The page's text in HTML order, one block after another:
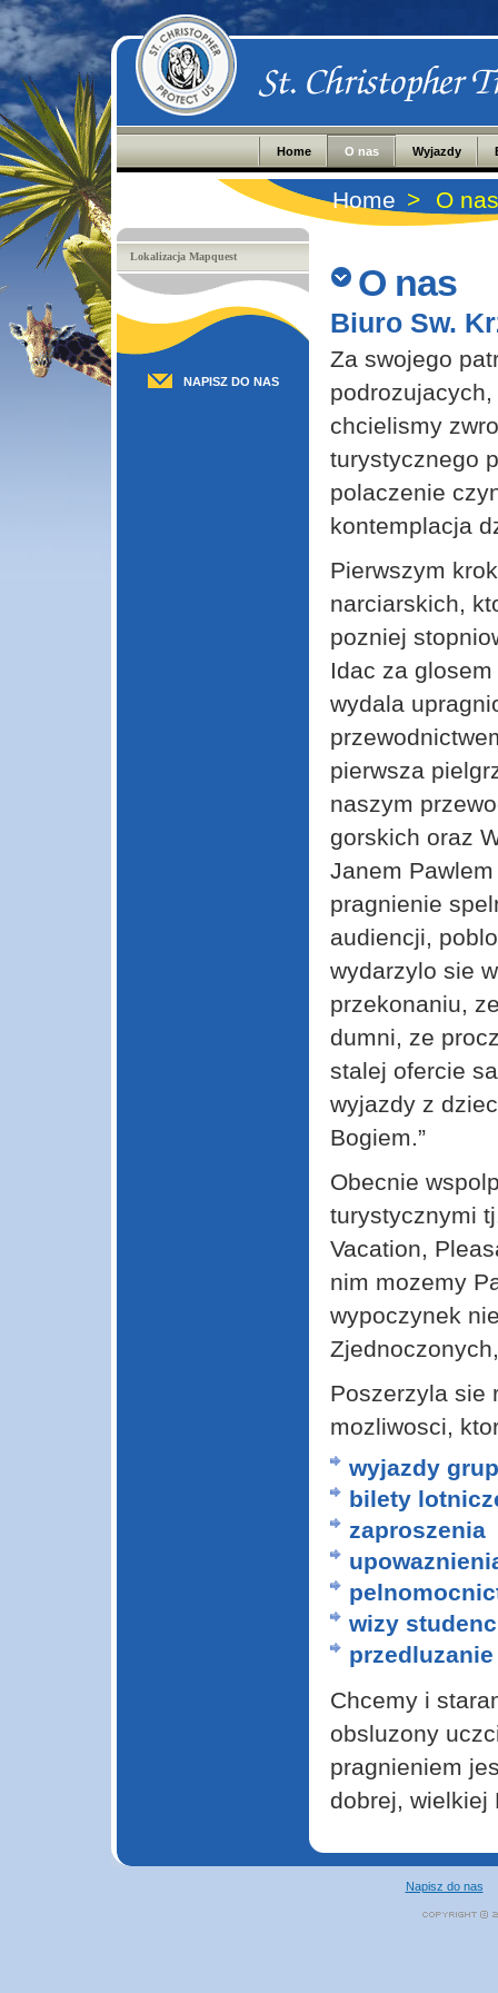
Home O nas Wyjazdy
Lokalizacja Mapquest
NAPISZ DO NAS
Home > O nas
O nas
Biuro Sw.
Za swojego
chcielismy
turystycznego
polaczenie
kontemplacja
Pierwszym
narciarskich,
pozniej
Idac za
wydala
pierwsza
naszym
gorskich oraz
Janem
pragnienie
audiencji,
wydarzylo sie
przekonaniu,
dumni, ze
stalej ofercie
wyjazdy z
Bogiem.”
Obecnie
turystycznymi
Vacation,
nim mozemy
wypoczynek
Poszerzyla sie
mozliwosci,
wyjazdy
bilety
zaproszenia
wizy
Chcemy i
obsluzony
pragnieniem
dobrej, wielkiej
Napisz do nas